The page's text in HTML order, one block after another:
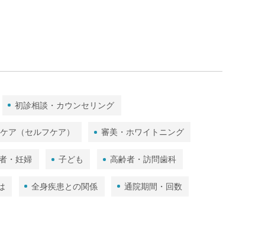
初診相談・カウンセリング
ア（セルフケア） 審美・ホワイトニング
・妊婦 子ども 高齢者・訪問歯科
全身疾患との関係 通院期間・回数